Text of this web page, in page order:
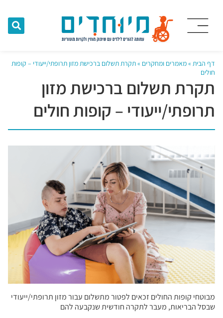
דף הבית »מאמרים ומחקרים »תקרת תשלום ברכישת מזון תרופתי/ייעודי – קופות
חולים
תקרת תשלום ברכישת מזון
תרופתי/ייעודי – קופות חולים
מבוטחי קופות החולים זכאים לפטור מתשלום עבור מזון תרופתי/ייעודי
שבסל הבריאות, מעבר לתקרה חודשית שנקבעה להם